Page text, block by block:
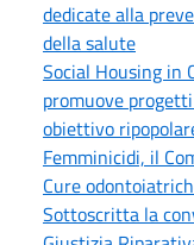
dedicate alla
della salute
Social Housing in
promuove
obiettivo
Femminicidi, il
Cure
Sottoscritta la